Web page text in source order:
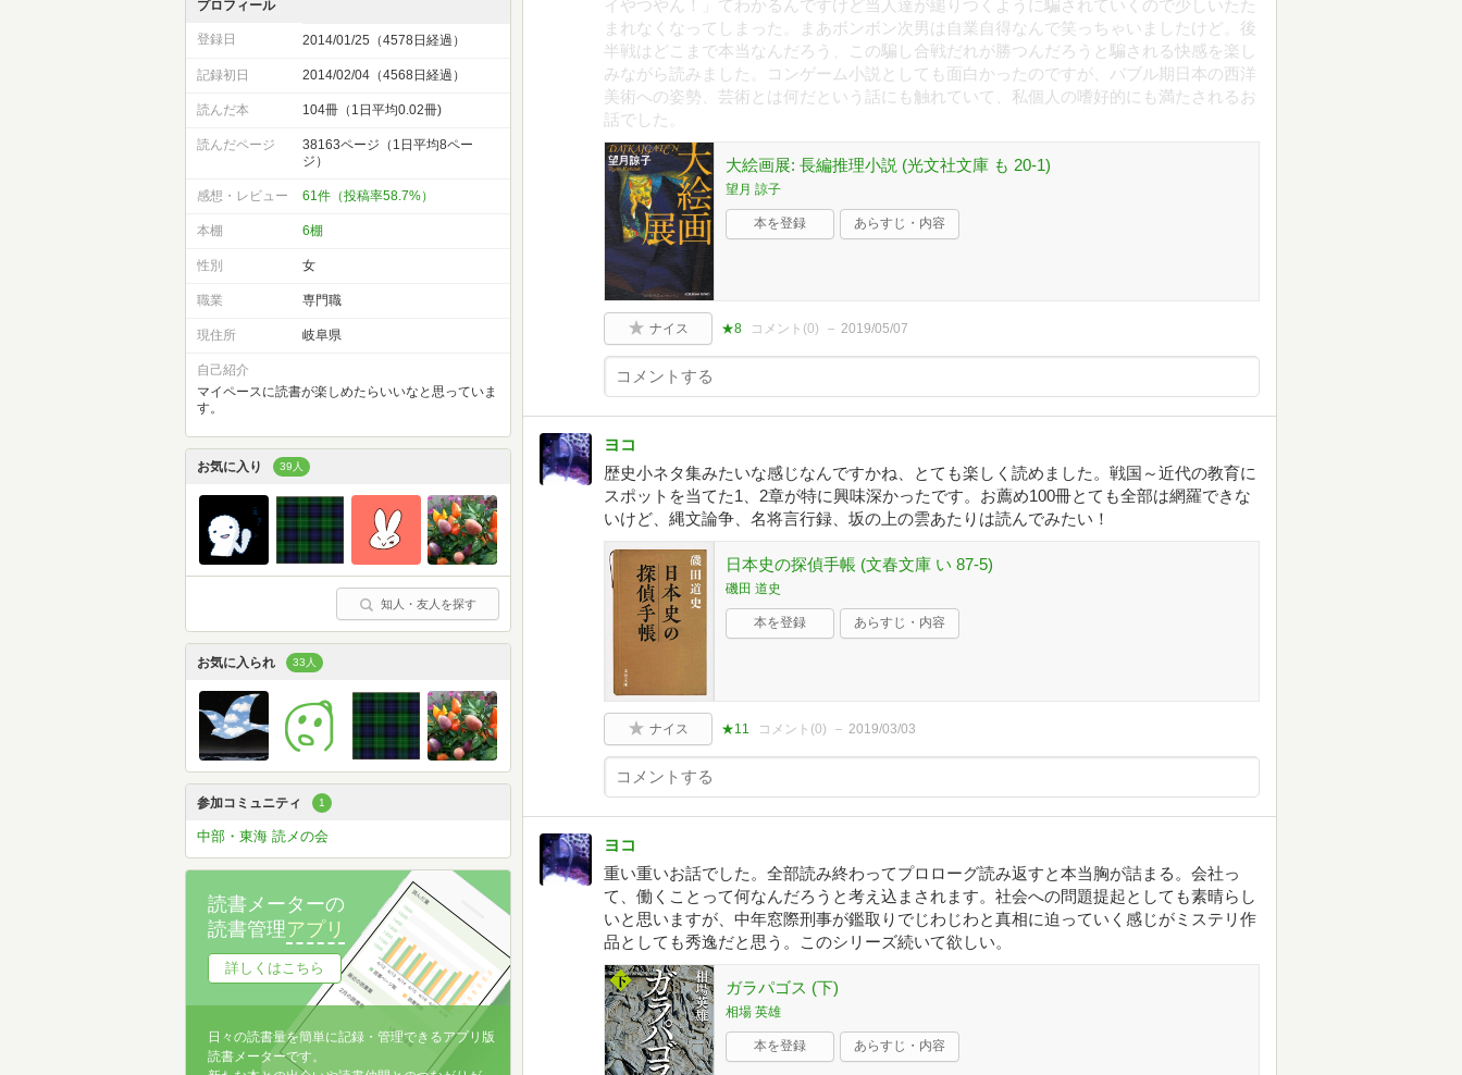
イやつやん！」てわかるんですけど当人達が縋りつくように騙されていくので少しいたた
まれなくなってしまった。まあボンボン次男は自業自得なんで笑っちゃいましたけど。後
半戦はどこまで本当なんだろう、この騙し合戦だれが勝つんだろうと騙される快感を楽し
みながら読みました。コンゲーム小説としても面白かったのですが、バブル期日本の西洋
美術への姿勢、芸術とは何だという話にも触れていて、私個人の嗜好的にも満たされるお
話でした。
大絵画展: 長編推理小説 (光文社文庫 も 20-1)
望月 諒子
本を登録 あらすじ・内容
ナイス ★8 コメント(0) 2019/05/07
ヨコ
歴史小ネタ集みたいな感じなんですかね、とても楽しく読めました。戦国～近代の教育に
スポットを当てた1、2章が特に興味深かったです。お薦め100冊とても全部は網羅できな
いけど、縄文論争、名将言行録、坂の上の雲あたりは読んでみたい！
日本史の探偵手帳 (文春文庫 い 87-5)
磯田 道史
本を登録 あらすじ・内容
ナイス ★11 コメント(0) 2019/03/03
ヨコ
重い重いお話でした。全部読み終わってプロローグ読み返すと本当胸が詰まる。会社っ
て、働くことって何なんだろうと考え込まされます。社会への問題提起としても素晴らし
いと思いますが、中年窓際刑事が鑑取りでじわじわと真相に迫っていく感じがミステリ作
品としても秀逸だと思う。このシリーズ続いて欲しい。
ガラパゴス (下)
相場 英雄
本を登録 あらすじ・内容
プロフィール
登録日 2014/01/25（4578日経過）
記録初日 2014/02/04（4568日経過）
読んだ本 104冊（1日平均0.02冊)
読んだページ
38163ページ（1日平均8ペー
ジ）
感想・レビュー 61件（投稿率58.7%）
本棚 6棚
性別 女
職業 専門職
現住所 岐阜県
自己紹介
マイペースに読書が楽しめたらいいなと思っていま
す。
お気に入り 39人
知人・友人を探す
お気に入られ 33人
参加コミュニティ 1
中部・東海 読メの会
読書メーターの
読書管理アプリ
詳しくはこちら
日々の読書量を簡単に記録・管理できるアプリ版
読書メーターです。